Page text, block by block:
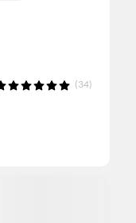
(34)